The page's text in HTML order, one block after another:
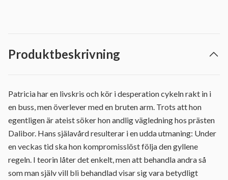
Produktbeskrivning
Patricia har en livskris och kör i desperation cykeln rakt in i
en buss, men överlever med en bruten arm. Trots att hon
egentligen är ateist söker hon andlig vägledning hos prästen
Dalibor. Hans själavård resulterar i en udda utmaning: Under
en veckas tid ska hon kompromisslöst följa den gyllene
regeln. I teorin låter det enkelt, men att behandla andra så
som man själv vill bli behandlad visar sig vara betydligt